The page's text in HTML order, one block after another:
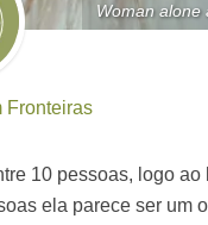
Woman alone
Fronteiras
10 pessoas, logo ao
ela parece ser um